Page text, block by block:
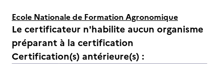
Ecole Nationale de Formation Agronomique
Le certificateur n'habilite aucun organisme
préparant à la certification
Certification(s) antérieure(s) :